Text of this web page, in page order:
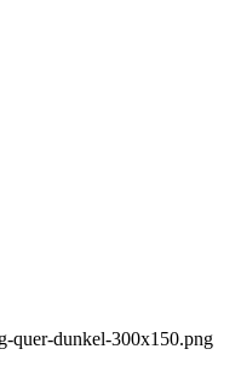
quer-dunkel-300x150.png